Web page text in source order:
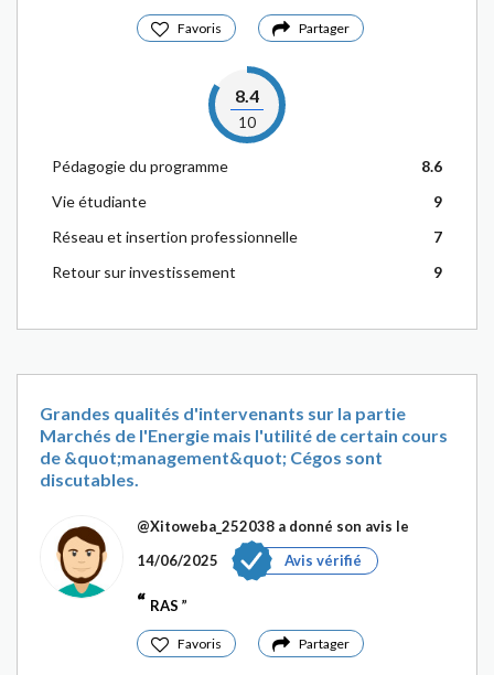
Favoris Partager
8.4
10
Pédagogie du programme
8.6
Vie étudiante
9
Réseau et insertion professionnelle
7
Retour sur investissement
9
Grandes qualités d'intervenants sur la partie
Marchés de l'Energie mais l'utilité de certain cours
de &quot;management&quot; Cégos sont
discutables.
@Xitoweba_252038 a donné son avis le
14/06/2025
Avis vérifié
RAS
Favoris Partager